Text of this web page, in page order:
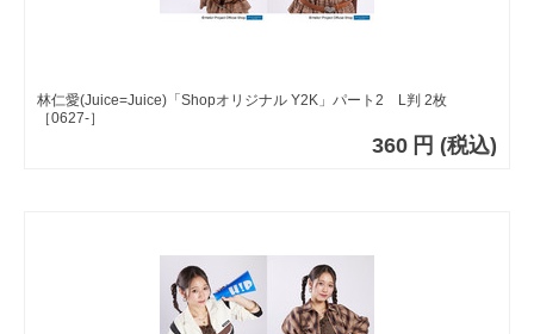
林仁愛(Juice=Juice)「Shopオリジナル Y2K」パート2 L判 2枚
［0627-］
360 円 (税込)